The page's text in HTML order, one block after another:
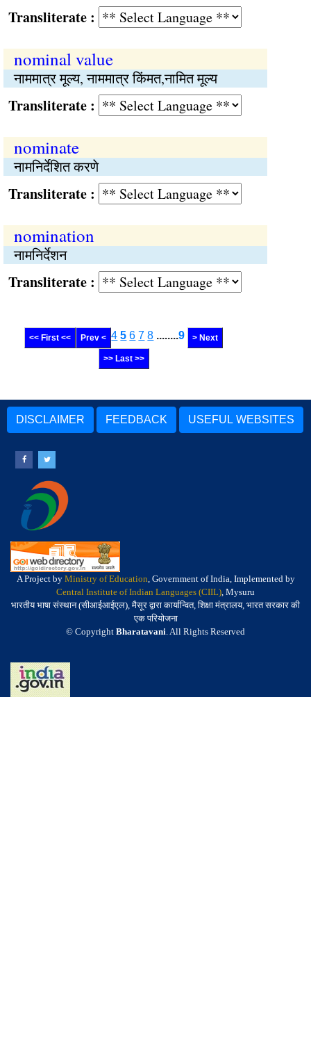
:
nominal value
नाममात्र मूल्य, नाममात्र किंमत,नामित मूल्य
:
nominate
नामनिर्देशित करणे
:
nomination
नामनिर्देशन
:
<< First << Prev < 4 5 6 7 8 ........9 > Next
>> Last >>
DISCLAIMER FEEDBACK USEFUL WEBSITES
A Project by Ministry of Education, Government of India, Implemented by
Central Institute of Indian Languages (CIIL), Mysuru
भारतीय भाषा संस्थान (सीआईआईएल), मैसूर द्वारा कार्यान्वित, शिक्षा मंत्रालय, भारत सरकार की
एक परियोजना
© Copyright Bharatavani. All Rights Reserved